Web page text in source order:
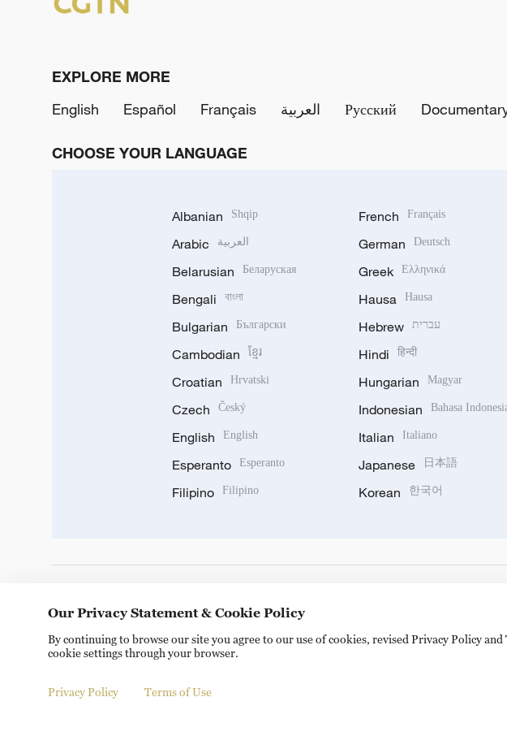
EXPLORE MORE
English
Español Français العربية Русский
CHOOSE YOUR LANGUAGE
Albanian Shqip
Arabic العربية
Belarusian Беларуская
Bengali বাংলা
Bulgarian Български
Cambodian ខ្មែរ
Croatian Hrvatski
Czech Český
English English
Esperanto Esperanto
Filipino Filipino
French Français
German Deutsch
Greek Ελληνικά
Hausa Hausa
Hebrew עברית
Hindi हिन्दी
Hungarian Magyar
Indonesian Bahasa
Italian Italiano
Japanese 日本語
Korean 한국어
© China Radio International.CRI. All Rights Reserved. 16A Shijingshan Road, Beijing,
Our Privacy Statement & Cookie Policy
By continuing to browse our site you agree to our use of cookies, revised Privacy Policy and
cookie settings through your browser.
Privacy Policy Terms of Use